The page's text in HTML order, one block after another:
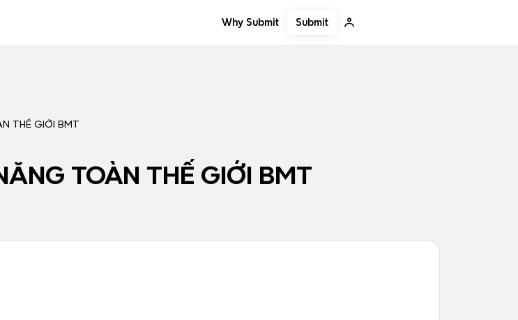
Why Submit Submit
THẾ GIỚI BMT
TOÀN THẾ GIỚI BMT